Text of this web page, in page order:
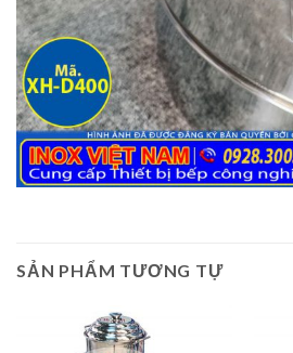
SẢN PHẨM TƯƠNG TỰ